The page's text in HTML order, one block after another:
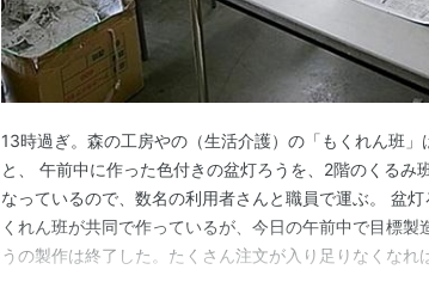
13時過ぎ。森の工房やの（生活介護）の「もくれん班
と、 午前中に作った色付きの盆灯ろうを、2階のくるみ
なっているので、数名の利用者さんと職員で運ぶ。 盆
くれん班が共同で作っているが、今日の午前中で目標製
うの製作は終了した。たくさん注文が入り足りなくなれ